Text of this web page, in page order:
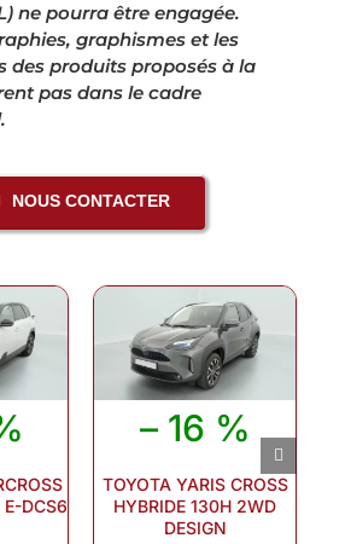
ne pourra être engagée.
graphismes et les
des produits proposés à la
pas dans le cadre
NOUS CONTACTER
E-DCS6
– 16 %
TOYOTA YARIS CROSS
HYBRIDE 130H 2WD
DESIGN